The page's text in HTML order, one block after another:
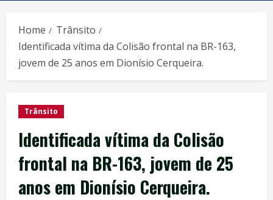
Home
Trânsito
Identificada vítima da Colisão frontal na BR-163,
jovem de 25 anos em Dionísio Cerqueira.
Trânsito
Identificada vítima da Colisão
frontal na BR-163, jovem de 25
anos em Dionísio Cerqueira.